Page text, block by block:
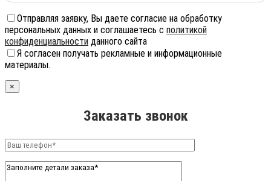
Отправляя заявку, Вы даете согласие на обработку
персональных данных и соглашаетесь с политикой
конфиденциальности данного сайта
Я согласен получать рекламные и информационные
материалы.
×
Заказать звонок